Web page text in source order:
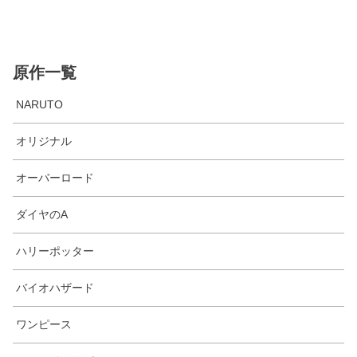
原作一覧
NARUTO
オリジナル
オーバーロード
ダイヤのA
ハリーポッター
バイオハザード
ワンピース